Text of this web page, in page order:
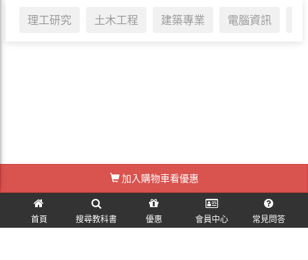
理工研究 土木工程 建築專業 電腦資訊
加入購物車看優惠
首頁 搜尋教科書 優惠 會員中心 常見問答
訪客訂單查詢